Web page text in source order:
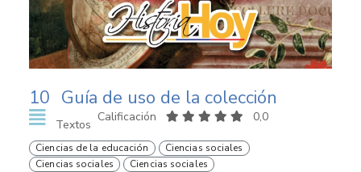
10 Guía de uso de la colección
Textos
Calificación 0,0
Ciencias de la educación
Ciencias sociales
Ciencias sociales
Ciencias sociales